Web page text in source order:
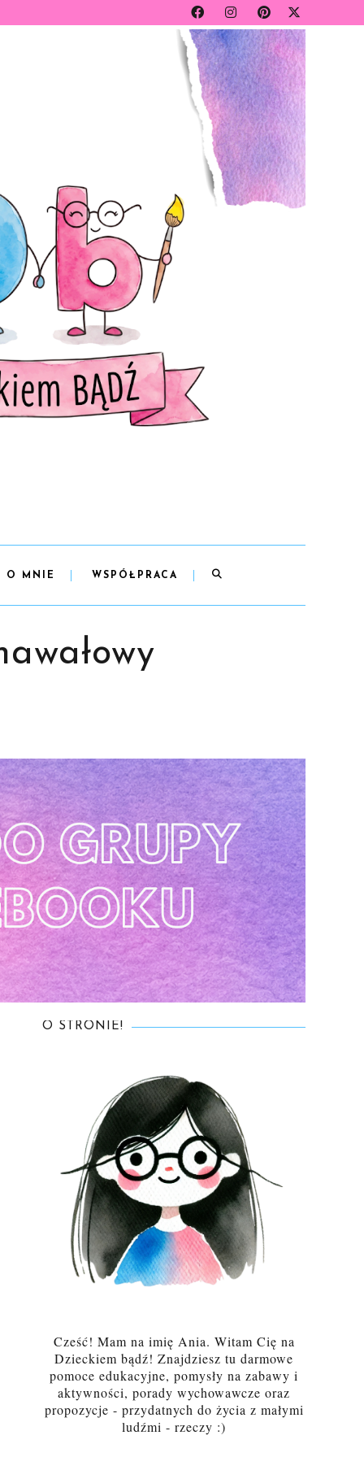
O MNIE WSPÓŁPRACA
O STRONIE!
Cześć! Mam na imię Ania. Witam Cię na
Dzieckiem bądź! Znajdziesz tu darmowe
pomoce edukacyjne, pomysły na zabawy i
aktywności, porady wychowawcze oraz
propozycje - przydatnych do życia z małymi
ludźmi - rzeczy :)